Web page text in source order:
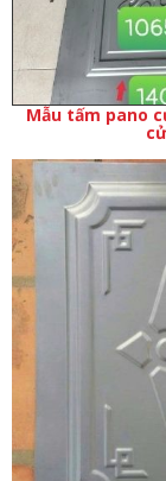
Mẫu tấm pano